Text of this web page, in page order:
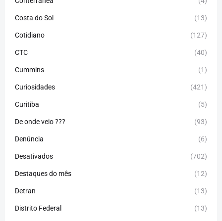
Costa do Sol (13)
Cotidiano (127)
CTC (40)
Cummins (1)
Curiosidades (421)
Curitiba (5)
De onde veio ??? (93)
Denúncia (6)
Desativados (702)
Destaques do mês (12)
Detran (13)
Distrito Federal (13)